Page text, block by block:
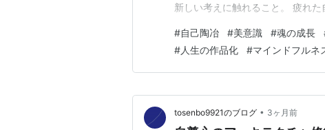
新しい考えに触れること。 疲れ
整えてみる。 机でも、部屋でも、
分の未来を育てていく。 今日を
#自己陶冶 #美意識 #魂の成長
#人生の作品化 #マインドフルネ
tosenbo9921のブログ • 3ヶ月前